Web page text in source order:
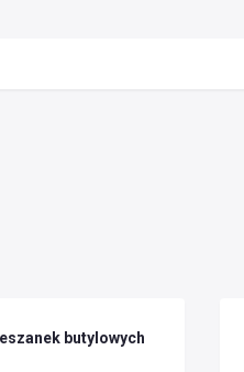
butylowych